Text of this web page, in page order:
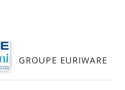
GROUPE EURIWARE